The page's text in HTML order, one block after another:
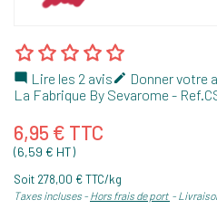
 Lire les 2 avis Donner votre
La Fabrique By Sevarome - Ref.
6,95 € TTC
(6,59 € HT)
Soit 278,00 € TTC/kg
Taxes incluses Hors frais de port